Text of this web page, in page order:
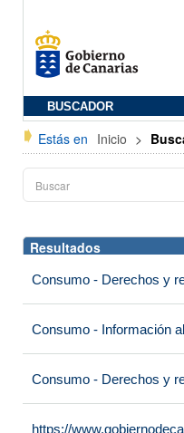
BUSCADOR
Estás en Inicio >
Resultados
Consumo - Derechos y
Consumo - Información
Consumo - Derechos y
https://